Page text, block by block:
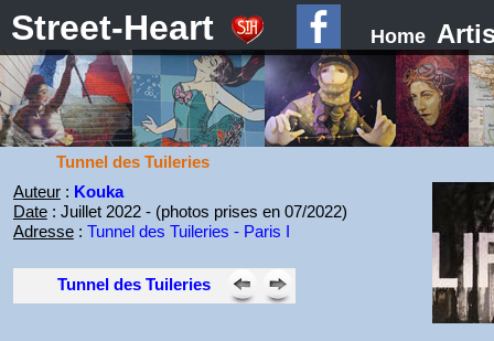
Street-Heart Home
Tunnel des Tuileries
Auteur: Kouka
Date: Juillet 2022 - (photos prises en 07/2022)
Adresse: Tunnel des Tuileries - Paris I
Tunnel des Tuileries